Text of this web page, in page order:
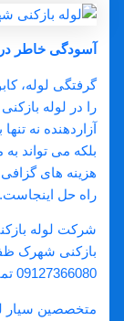
آسودگی خاطر
گرفتگی لوله،
را در لوله
آزاردهنده نه
بلکه می‌ تواند
هزینه ‌های گزافی
راه حل اینجاست.
شرکت لوله
بازکنی شهرک
09127366080 تماس بگیرید